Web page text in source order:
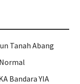
Tanah Abang
Bandara YIA